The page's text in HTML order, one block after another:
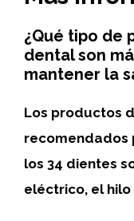
¿Qué tipo de
dental son
mantener la
Los productos
recomendados
los 34 dientes
eléctrico, el